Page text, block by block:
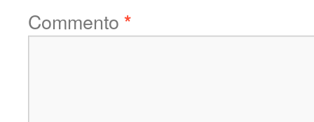
Commento *